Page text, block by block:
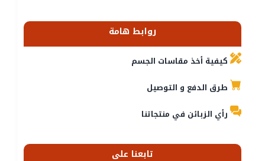
روابط هامة
كيفية أخذ مقاسات الجسم
طرق الدفع و التوصيل
رأي الزبائن في منتجاتنا
تابعنا على